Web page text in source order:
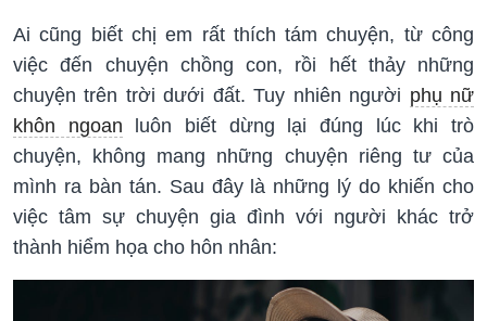
Ai cũng biết chị em rất thích tám chuyện, từ công
việc đến chuyện chồng con, rồi hết thảy những
chuyện trên trời dưới đất. Tuy nhiên người phụ nữ
khôn ngoan luôn biết dừng lại đúng lúc khi trò
chuyện, không mang những chuyện riêng tư của
mình ra bàn tán. Sau đây là những lý do khiến cho
việc tâm sự chuyện gia đình với người khác trở
thành hiểm họa cho hôn nhân: